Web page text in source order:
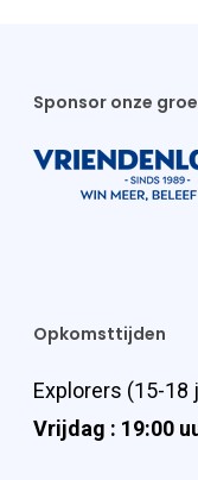
Sponsor onze
Opkomsttijden
Explorers (15-18
Vrijdag : 19:00